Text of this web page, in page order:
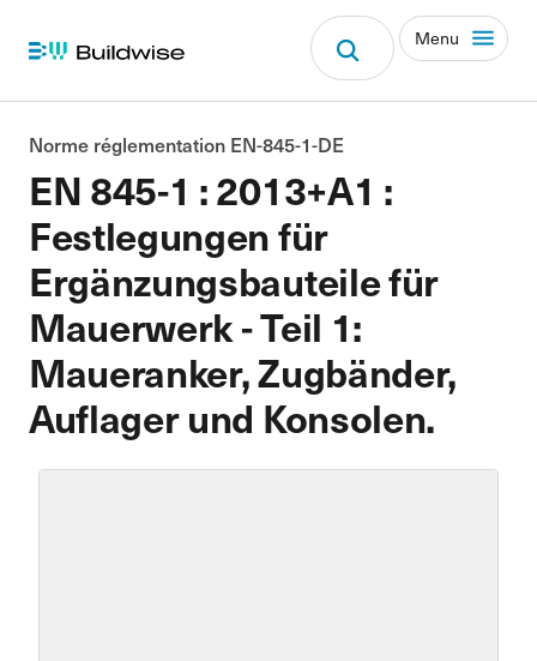
Menu
EN 845-1 : 2013+A1 :
Festlegungen für
Ergänzungsbauteile für
Mauerwerk - Teil 1:
Maueranker, Zugbänder,
Auflager und Konsolen.
Norme réglementation EN-845-1-DE